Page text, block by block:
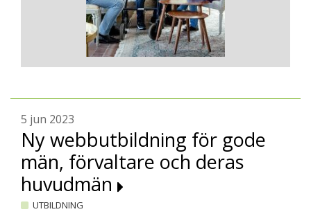
5 jun 2023
Ny webbutbildning för gode
män, förvaltare och deras
huvudmän
UTBILDNING